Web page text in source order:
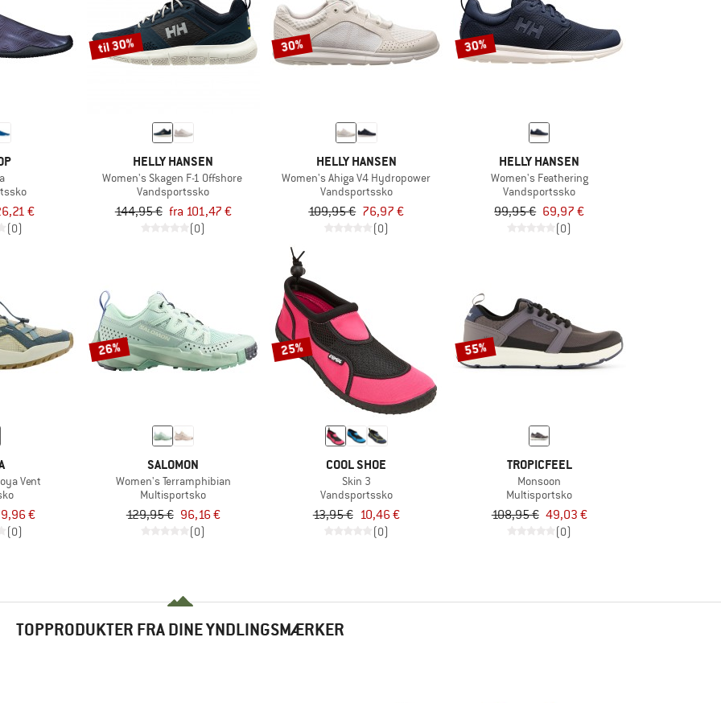
€
(0)
til 30%
HELLY HANSEN
Women's Skagen F-1 Offshore
Vandsportssko
144,95 € fra 101,47 €
(0)
30%
HELLY HANSEN
Women's Ahiga V4 Hydropower
Vandsportssko
109,95 € 76,97 €
(0)
30%
HELLY HANSEN
Women's Feathering
Vandsportssko
99,95 € 69,97 €
(0)
Vent
€
(0)
26%
SALOMON
Women's Terramphibian
Multisportsko
129,95 € 96,16 €
(0)
25%
COOL SHOE
Skin 3
Vandsportssko
13,95 € 10,46 €
(0)
55%
TROPICFEEL
Monsoon
Multisportsko
108,95 € 49,03 €
(0)
TOPPRODUKTER FRA DINE YNDLINGSMÆRKER